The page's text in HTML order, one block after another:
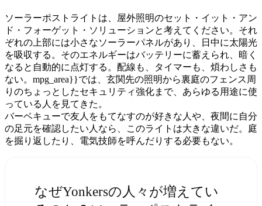
ソーラーポストライトは、屋外照明のセット・イット・アン
ド・フォーゲット・ソリューションと考えてください。それ
ぞれの上部には小さなソーラーパネルがあり、日中に太陽光
を吸収する。そのエネルギーはバッテリーに蓄えられ、暗く
なると自動的に点灯する。配線も、タイマーも、煩わしさも
ない。mpg_area}}では、玄関先の照明から裏庭のフェンス周
りのちょっとしたセキュリティ強化まで、あらゆる用途に使
っている人を見てきた。
バーベキューで友人をもてなすのが好きな人や、夜間に自分
の足元を確認したい人なら、このライトは大きな違いだ。庭
を掘り返したり、電気技師を呼んだりする必要もない。
なぜYonkersの人々が増えてい